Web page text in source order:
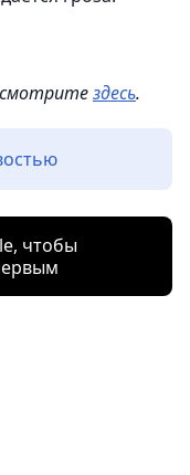
смотритездесь.
чтобы